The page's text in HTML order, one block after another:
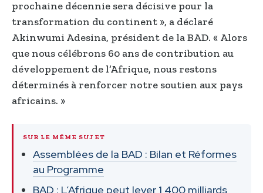
prochaine décennie sera décisive pour la
transformation du continent », a déclaré
Akinwumi Adesina, président de la BAD. « Alors
que nous célébrons 60 ans de contribution au
développement de l’Afrique, nous restons
déterminés à renforcer notre soutien aux pays
africains. »
SUR LE MÊME SUJET
Assemblées de la BAD : Bilan et Réformes
au Programme
BAD : L’Afrique peut lever 1 400 milliards